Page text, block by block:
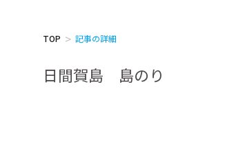
TOP 記事の詳細
日間賀島 島のり